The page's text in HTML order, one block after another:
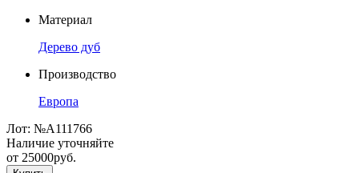
Материал
Дерево дуб
Производство
Европа
Лот: №А111766
Наличие уточняйте
от 25000руб.